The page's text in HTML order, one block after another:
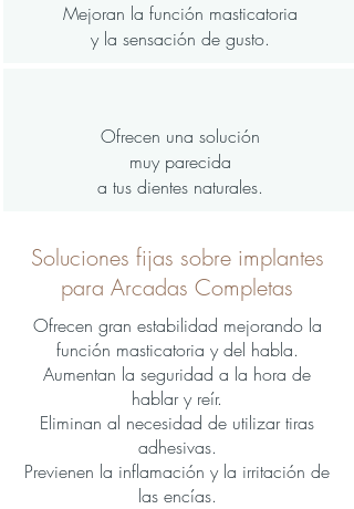
Mejoran la función masticatoria
y la sensación de gusto.
Ofrecen una solución
muy parecida
a tus dientes naturales.
Soluciones fijas sobre implantes
para Arcadas Completas
Ofrecen gran estabilidad mejorando la
función masticatoria y del habla.
Aumentan la seguridad a la hora de
hablar y reír.
Eliminan al necesidad de utilizar tiras
adhesivas.
Previenen la inflamación y la irritación de
las encías.